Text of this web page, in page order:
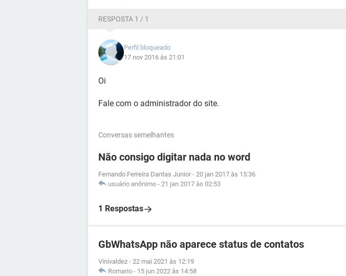
RESPOSTA 1 / 1
Perfil bloqueado
17 nov 2016 às 21:01
Oi
Fale com o administrador do site.
Conversas semelhantes
Não consigo digitar nada no word
Fernando Ferreira Dantas Junior - 20 jan 2017 às 15:36
usuário anônimo - 21 jan 2017 às 02:53
1 Respostas
GbWhatsApp não aparece status de contatos
Vinivaldez - 22 mai 2021 às 12:19
Romario - 15 jun 2022 às 14:58